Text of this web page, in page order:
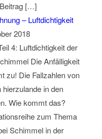
[…]
– Luftdichtigkeit
2018
4: Luftdichtigkeit der
Die Anfälligkeit
zu! Die Fallzahlen von
in den
Wie kommt das?
zum Thema
Schimmel in der